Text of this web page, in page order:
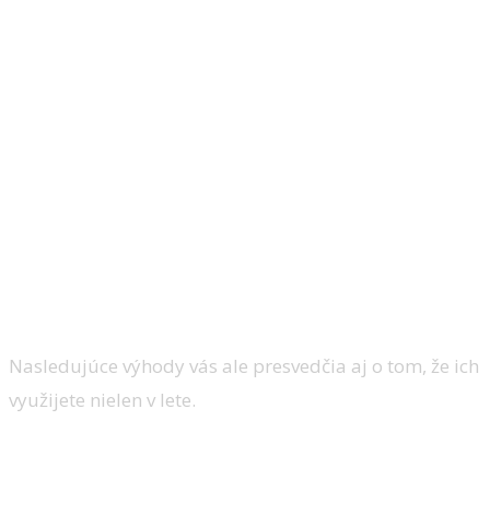
Nasledujúce výhody vás ale presvedčia aj o tom, že ich
využijete nielen v lete.